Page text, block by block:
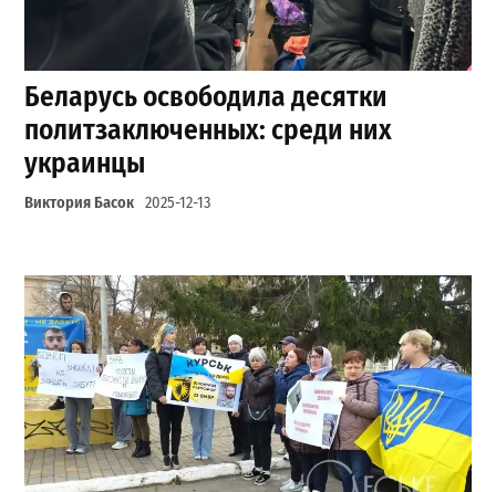
Беларусь освободила десятки
политзаключенных: среди них
украинцы
Виктория Басок 2025-12-13